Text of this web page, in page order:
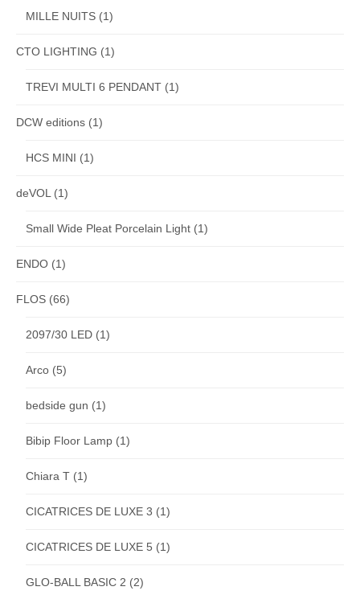
MILLE NUITS (1)
CTO LIGHTING (1)
TREVI MULTI 6 PENDANT (1)
DCW editions (1)
HCS MINI (1)
deVOL(1)
Small Wide Pleat Porcelain Light (1)
ENDO (1)
FLOS (66)
2097/30 LED (1)
Arco (5)
bedside gun (1)
Bibip Floor Lamp (1)
Chiara T (1)
CICATRICES DE LUXE 3 (1)
CICATRICES DE LUXE 5 (1)
GLO-BALL BASIC 2 (2)